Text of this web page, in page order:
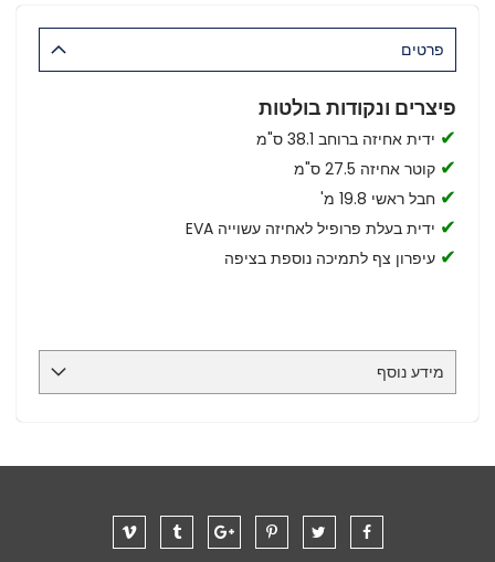
פרטים
פיצרים ונקודות בולטות
✔ ידית אחיזה ברוחב 38.1 ס"מ
✔ קוטר אחיזה 27.5 ס"מ
✔ חבל ראשי 19.8 מ'
✔ ידית בעלת פרופיל לאחיזה עשוייה EVA
✔ עיפרון צף לתמיכה נוספת בציפה
מידע נוסף